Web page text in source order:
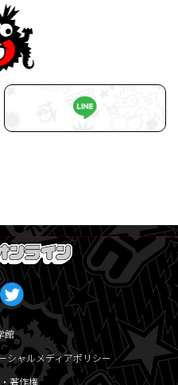
館
シャルメディアポリシー
著作権